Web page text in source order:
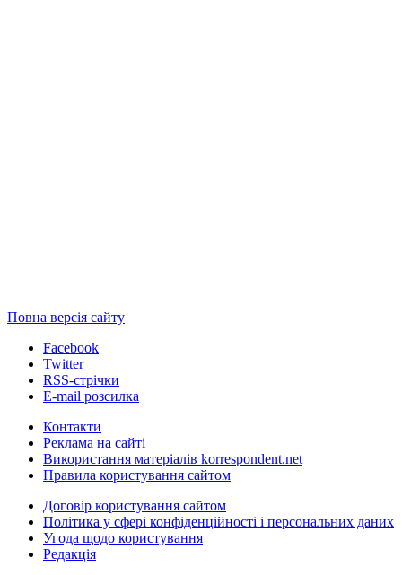
Повна версія сайту
Facebook
Twitter
RSS-стрічки
E-mail розсилка
Контакти
Реклама на сайті
Використання матеріалів korrespondent.net
Правила користування сайтом
Договір користування сайтом
Політика у сфері конфіденційності і персональних даних
Угода щодо користування
Редакція